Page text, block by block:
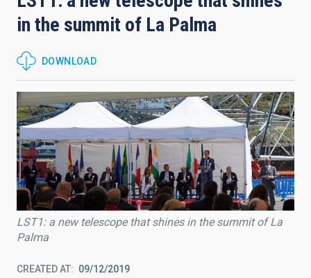
in the summit of La Palma
DOWNLOAD
LST1: a new telescope that shines in the summit of La
Palma
CREATED AT 09/12/2019